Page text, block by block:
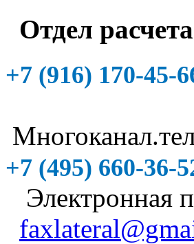
Отдел расчета
+7 (916) 170-45-
+7 (495) 660-36-
Электронная